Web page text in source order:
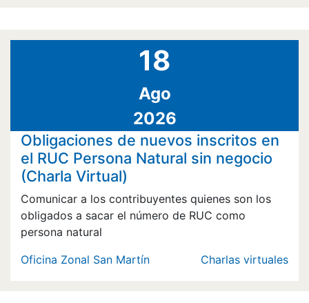
18
Ago
2026
Obligaciones de nuevos inscritos en
el RUC Persona Natural sin negocio
(Charla Virtual)
Comunicar a los contribuyentes quienes son los
obligados a sacar el número de RUC como
persona natural
Oficina Zonal San Martín
Charlas virtuales